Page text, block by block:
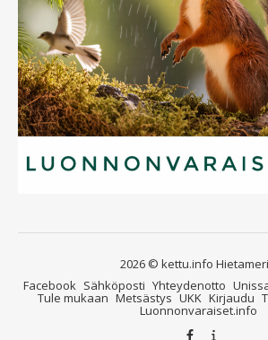
2026 © kettu.info
Facebook Sähköposti Yhteydenotto
Tule mukaan Metsästys UKK Kirjaudu
Luonnonvaraiset.info